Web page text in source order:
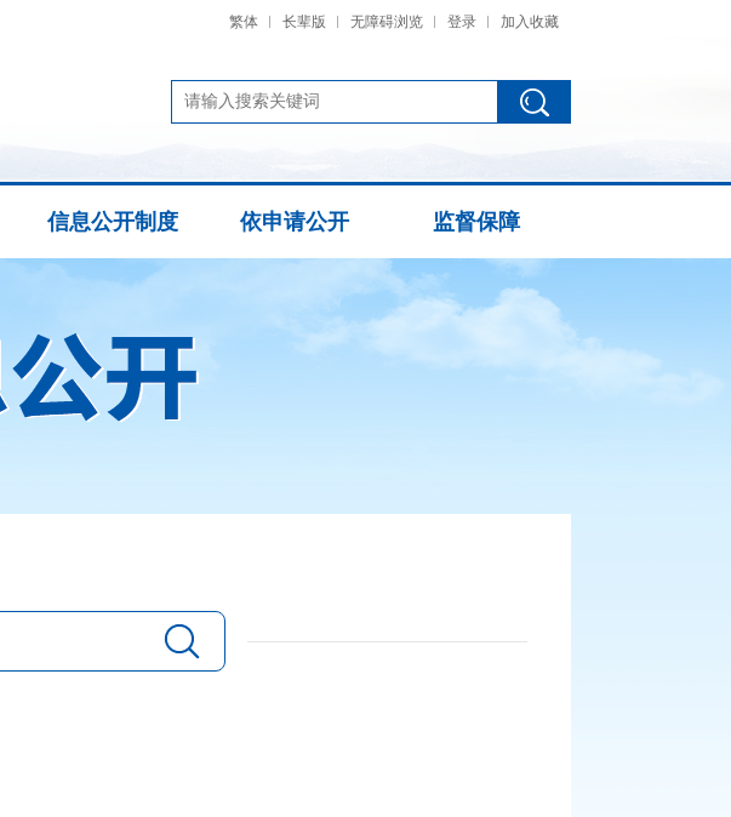
繁体 长辈版 无障碍浏览 登录 加入收藏
信息公开制度 依申请公开 监督保障